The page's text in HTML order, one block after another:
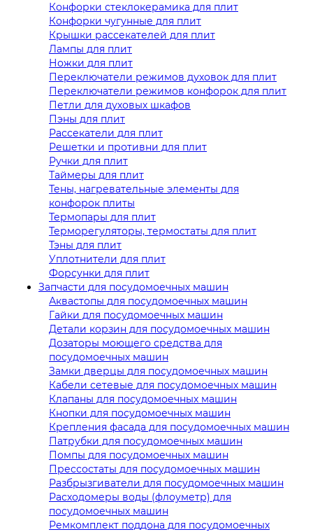
Конфорки стеклокерамика для плит
Конфорки чугунные для плит
Крышки рассекателей для плит
Лампы для плит
Ножки для плит
Переключатели режимов духовок для плит
Переключатели режимов конфорок для плит
Петли для духовых шкафов
Пэны для плит
Рассекатели для плит
Решетки и противни для плит
Ручки для плит
Таймеры для плит
Тены, нагревательные элементы для
конфорок плиты
Термопары для плит
Терморегуляторы, термостаты для плит
Тэны для плит
Уплотнители для плит
Форсунки для плит
Запчасти для посудомоечных машин
Аквастопы для посудомоечных машин
Гайки для посудомоечных машин
Детали корзин для посудомоечных машин
Дозаторы моющего средства для
посудомоечных машин
Замки дверцы для посудомоечных машин
Кабели сетевые для посудомоечных машин
Клапаны для посудомоечных машин
Кнопки для посудомоечных машин
Крепления фасада для посудомоечных машин
Патрубки для посудомоечных машин
Помпы для посудомоечных машин
Прессостаты для посудомоечных машин
Разбрызгиватели для посудомоечных машин
Расходомеры воды (флоуметр) для
посудомоечных машин
Ремкомплект поддона для посудомоечных